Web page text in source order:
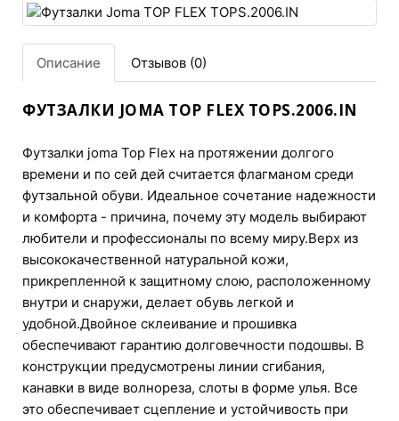
Описание Отзывов (0)
ФУТЗАЛКИ JOMA TOP FLEX TOPS.2006.IN
Футзалки joma Top Flex на протяжении долгого
времени и по сей дей считается флагманом среди
футзальной обуви. Идеальное сочетание надежности
и комфорта - причина, почему эту модель выбирают
любители и профессионалы по всему миру.Верх из
высококачественной натуральной кожи,
прикрепленной к защитному слою, расположенному
внутри и снаружи, делает обувь легкой и
удобной.Двойное склеивание и прошивка
обеспечивают гарантию долговечности подошвы. В
конструкции предусмотрены линии сгибания,
канавки в виде волнореза, слоты в форме улья. Все
это обеспечивает сцепление и устойчивость при